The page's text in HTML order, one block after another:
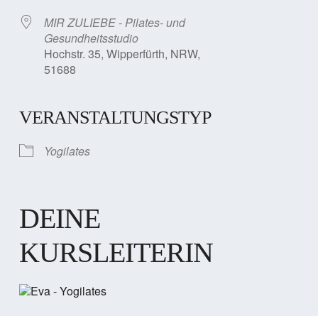
MIR ZULIEBE - Pilates- und
Gesundheitsstudio
Hochstr. 35, Wipperfürth, NRW,
51688
VERANSTALTUNGSTYP
Yogilates
DEINE
KURSLEITERIN